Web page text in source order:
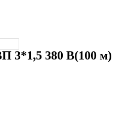
3*1,5 380 В(100 м)